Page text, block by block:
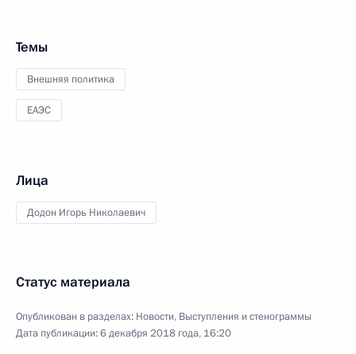
Темы
Внешняя политика
ЕАЭС
Лица
Додон Игорь Николаевич
Статус материала
Опубликован в разделах: Новости, Выступления и стенограммы
Дата публикации:6 декабря 2018 года, 16:20